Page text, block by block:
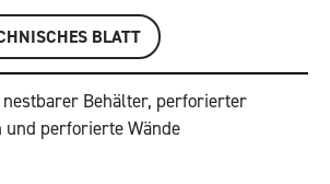
BLATT
nestbarer Behälter, perforierter
perforierte Wände